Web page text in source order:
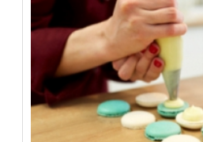
평생교육바